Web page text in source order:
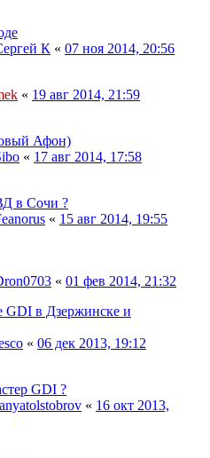
К « 07 ноя 2014, 20:56
« 19 авг 2014, 21:59
Афон)
« 17 авг 2014, 17:58
в Сочи ?
« 15 авг 2014, 19:55
« 01 фев 2014, 21:32
GDI в Дзержинске и
« 06 дек 2013, 19:12
GDI ?
« 16 окт 2013,